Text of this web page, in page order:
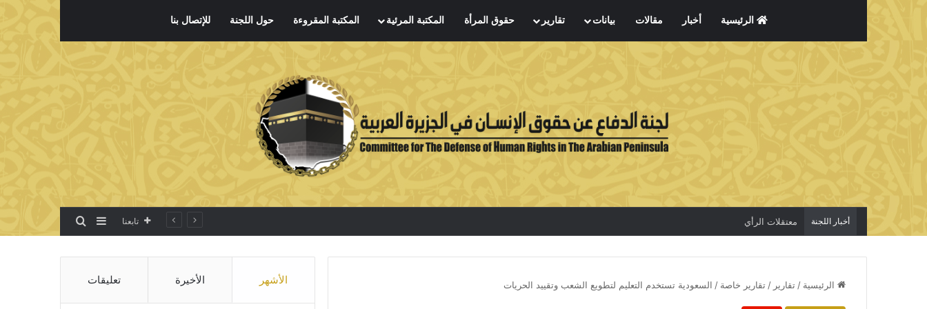
الرئيسية أخبار مقالات بيانات تقارير حقوق المرأة المكتبة المرئية المكتبة المقروءة حول اللجنة للإتصال بنا
أخبار اللجنة معتقلات الرأي تابعنا إضافة عمود جانبي
بحث عن
الرئيسية / تقارير / تقارير خاصة / السعودية تستخدم التعليم لتطويع الشعب وتقييد الحريات الأشهر الأخيرة تعليقات